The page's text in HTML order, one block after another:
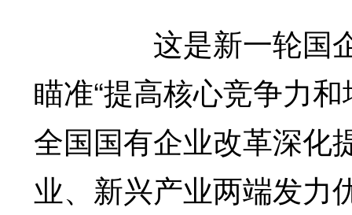
这是新一轮国企改
瞄准“提高核心竞争力
全国国有企业改革深化
业、新兴产业两端发力